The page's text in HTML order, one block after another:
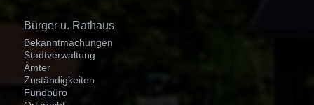
Navigation
überspringen
Bürger u. Rathaus
Bekanntmachungen
Stadtverwaltung
Ämter
Zuständigkeiten
Fundbüro